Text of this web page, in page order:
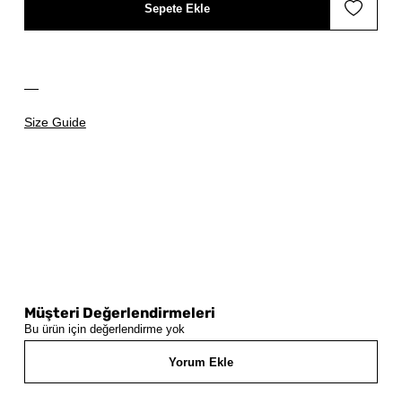
Size Guide
Sepete Ekle
Müşteri Değerlendirmeleri
Bu ürün için değerlendirme yok
Yorum Ekle